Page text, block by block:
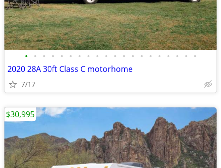
• • • • • • • • • • • • • • • • • • • •
2020 28A 30ft Class C motorhome
7/17
$30,995